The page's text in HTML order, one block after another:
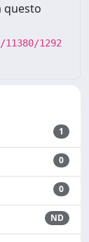
questo
1292
1
0
0
ND